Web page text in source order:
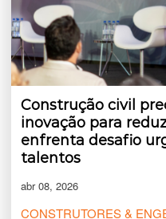
Construção civil
inovação para
enfrenta desafio
talentos
abr 08, 2026
CONSTRUTORES &